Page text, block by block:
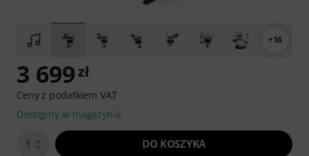
+16
3 699zł
Ceny z podatkiem VAT
Dostępny w magazynie
1 DO KOSZYKA